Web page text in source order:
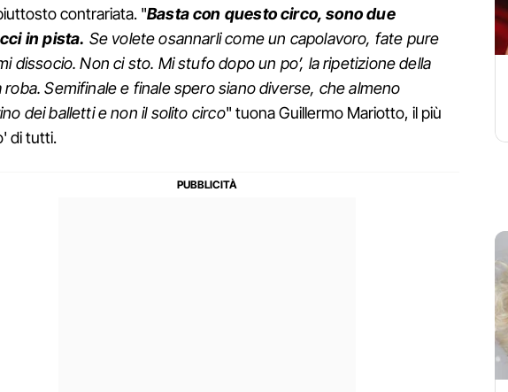
contrariata. "Basta con questo circo, sono due
in pista. Se volete osannarli come un capolavoro, fate pure
dissocio. Non ci sto. Mi stufo dopo un po’, la ripetizione della
roba. Semifinale e finale spero siano diverse, che almeno
dei balletti e non il solito circo" tuona Guillermo Mariotto, il più
di tutti.